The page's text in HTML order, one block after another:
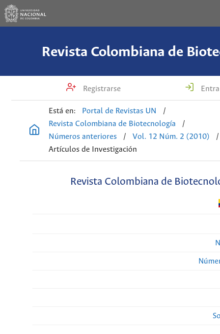
Revista Colombiana de
Registrarse
Está en: Portal de Revistas UN
/
Revista Colombiana de Biotecnología
/
Números anteriores
/ Vol. 12 Núm. 2 (2010)
/
Artículos de Investigación
Revista Colombiana de